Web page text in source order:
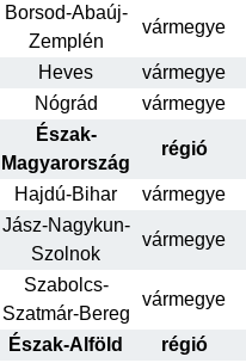
Borsod-Abaúj-
Zemplén
vármegye
Heves vármegye
Nógrád
vármegye
Észak-
Magyarország
régió
Hajdú-Bihar vármegye
Jász-Nagykun-
Szolnok
vármegye
Szabolcs-
Szatmár-Bereg
vármegye
Észak-Alföld régió